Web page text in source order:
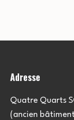
Adresse
Quatre Quarts
(ancien